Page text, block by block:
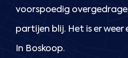
voorspoedig
partijen blij. Het is er weer
In Boskoop.